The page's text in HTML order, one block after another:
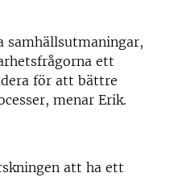
samhällsutmaningar,
ett
för att bättre
menar Erik.
att ha ett